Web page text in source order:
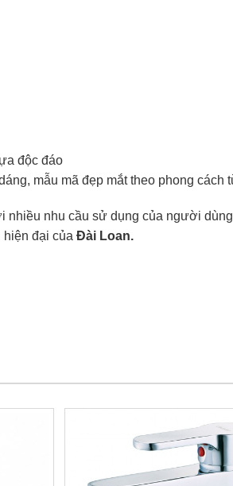
độc đáo
mẫu mã đẹp mắt theo phong cách
nhiều nhu cầu sử dụng của người
hiện đại của Đài Loan.